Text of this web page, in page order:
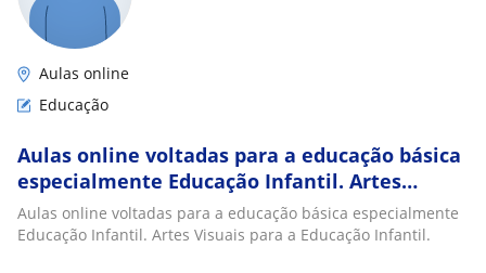
Aulas online
Educação
Aulas online voltadas para a educação básica
especialmente Educação Infantil. Artes
Visuais para a Educação Infantil
Aulas online voltadas para a educação básica especialmente
Educação Infantil. Artes Visuais para a Educação Infantil.